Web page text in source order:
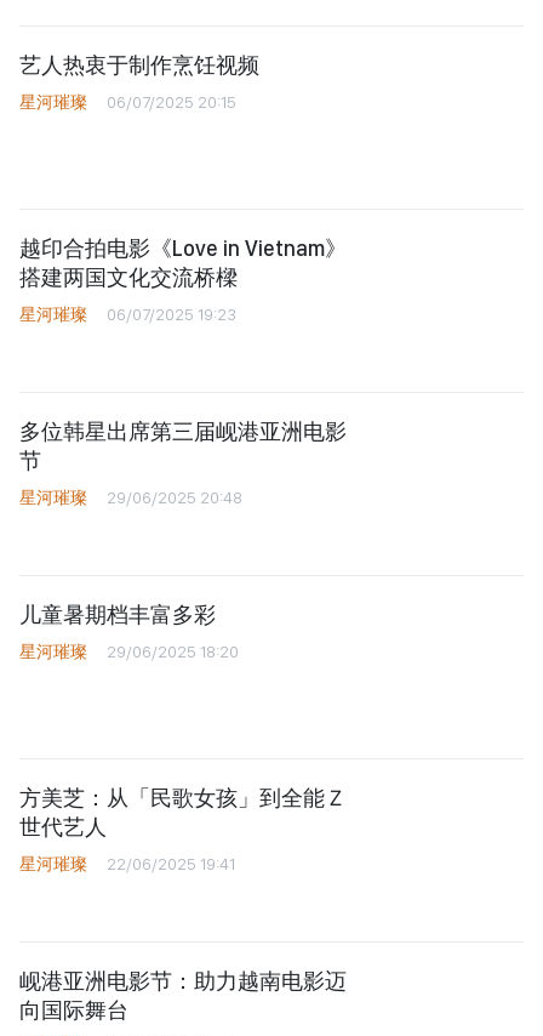
艺人热衷于制作烹饪视频
星河璀璨 06/07/2025 20:15
越印合拍电影《Love in Vietnam》
搭建两国文化交流桥樑
星河璀璨 06/07/2025 19:23
多位韩星出席第三届岘港亚洲电影
节
星河璀璨 29/06/2025 20:48
儿童暑期档丰富多彩
星河璀璨 29/06/2025 18:20
方美芝：从「民歌女孩」到全能Ｚ
世代艺人
星河璀璨 22/06/2025 19:41
岘港亚洲电影节：助力越南电影迈
向国际舞台